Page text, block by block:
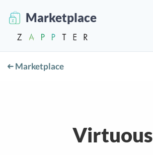
Marketplace
Marketplace
Virtuous